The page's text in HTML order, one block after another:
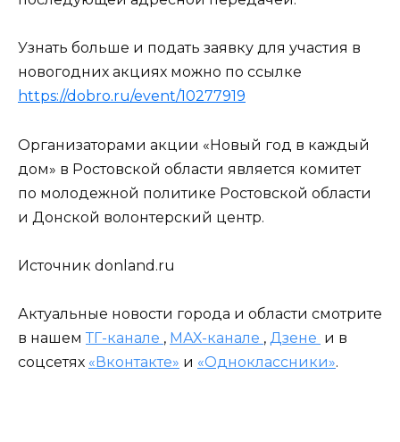
Узнать больше и подать заявку для участия в
новогодних акциях можно по ссылке
https://dobro.ru/event/10277919
Организаторами акции «Новый год в каждый
дом» в Ростовской области является комитет
по молодежной политике Ростовской области
и Донской волонтерский центр.
Источник donland.ru
Актуальные новости города и области смотрите
в нашем ТГ-канале , МАХ-канале , Дзене и в
соцсетях «Вконтакте» и «Одноклассники».